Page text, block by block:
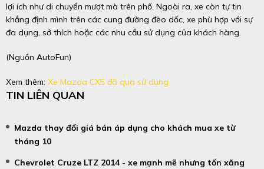
lợi ích như di chuyển mượt mà trên phố. Ngoài ra, xe còn tự tin
khẳng định mình trên các cung đường đèo dốc, xe phù hợp với sự
đa dụng, sở thích hoặc các nhu cầu sử dụng của khách hàng.
(Nguồn AutoFun)
Xem thêm: Xe Mazda CX5 đã qua sử dụng
TIN LIÊN QUAN
Mazda thay đổi giá bán áp dụng cho khách mua xe từ
tháng 10
Chevrolet Cruze LTZ 2014 - xe mạnh mẽ nhưng tốn xăng